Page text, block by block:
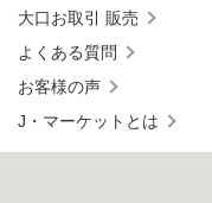
大口お取引 販売
よくある質問
お客様の声
J・マーケットとは